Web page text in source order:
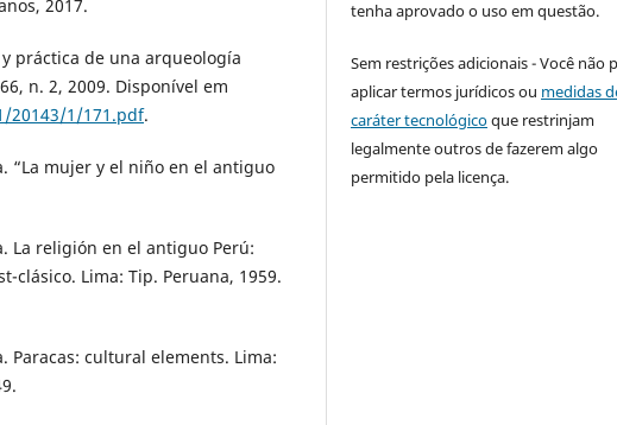
2017.
y práctica de una arqueología
n. 2, 2009. Disponível em
20143/1/171.pdf.
“La mujer y el niño en el antiguo
La religión en el antiguo Perú:
clásico. Lima: Tip. Peruana, 1959.
Paracas: cultural elements. Lima:
tenha aprovado o uso em questão.
Sem restrições adicionais - Você não
aplicar termos jurídicos ou medidas
caráter tecnológicoque restrinjam
legalmente outros de fazerem algo
permitido pela licença.